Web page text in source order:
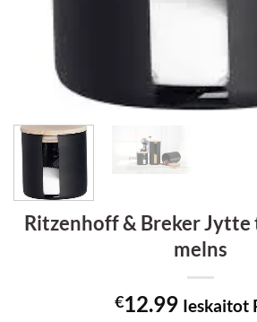
Ritzenhoff & Breker Jytte
melns
€12.99 Ieskaitot